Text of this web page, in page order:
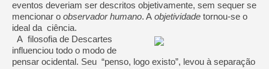
eventos deveriam ser descritos objetivamente, sem sequer se
mencionar o observador humano. A objetividadetornou-se o
ideal da ciência.
A filosofia de Descartes
influenciou todo o modo de
pensar ocidental. Seu “penso, logo existo”, levou à separação